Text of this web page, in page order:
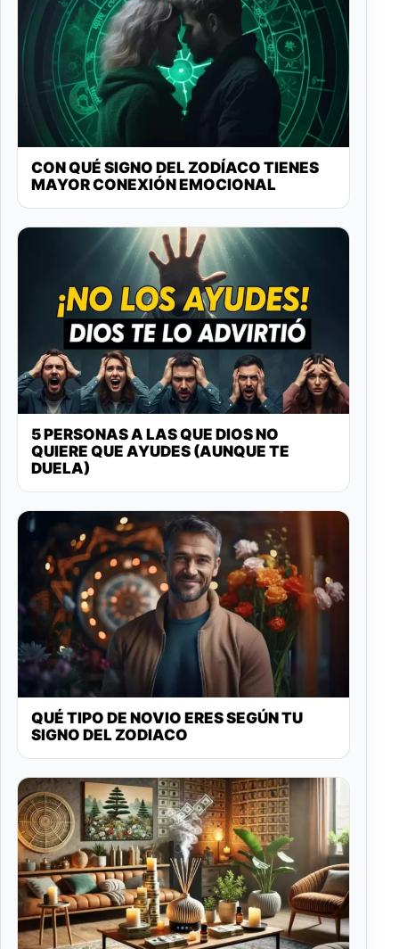
CON QUÉ SIGNO DEL ZODÍACO TIENES
MAYOR CONEXIÓN EMOCIONAL
5 PERSONAS A LAS QUE DIOS NO
QUIERE QUE AYUDES (AUNQUE TE
DUELA)
QUÉ TIPO DE NOVIO ERES SEGÚN TU
SIGNO DEL ZODIACO